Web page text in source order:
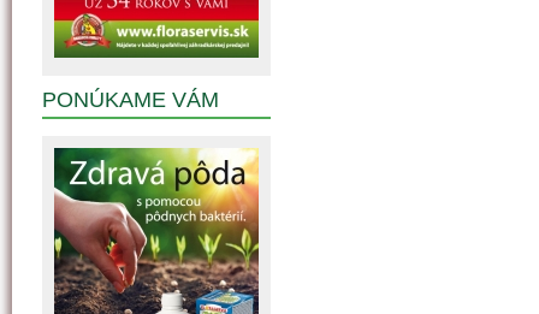
PONÚKAME VÁM